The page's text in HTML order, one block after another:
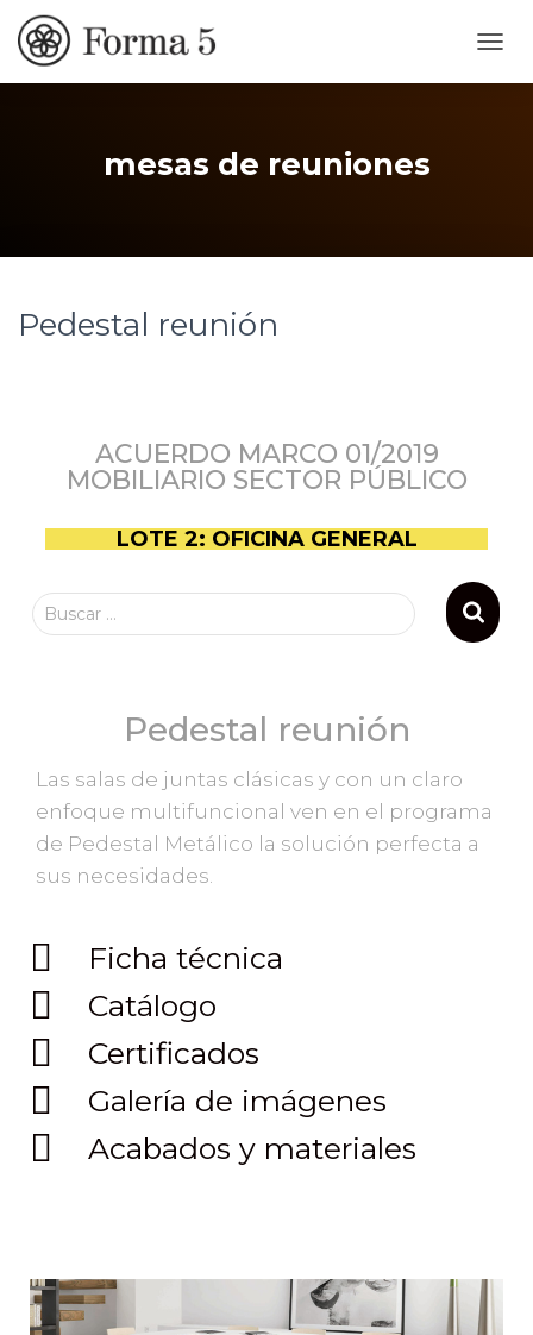
mesas de reuniones
Pedestal reunión
ACUERDO MARCO 01/2019
MOBILIARIO SECTOR PÚBLICO
LOTE 2: OFICINA GENERAL
Buscar …
Pedestal reunión
Las salas de juntas clásicas y con un claro
enfoque multifuncional ven en el programa
de Pedestal Metálico la solución perfecta a
sus necesidades.
Ficha técnica
Catálogo
Certificados
Galería de imágenes
Acabados y materiales